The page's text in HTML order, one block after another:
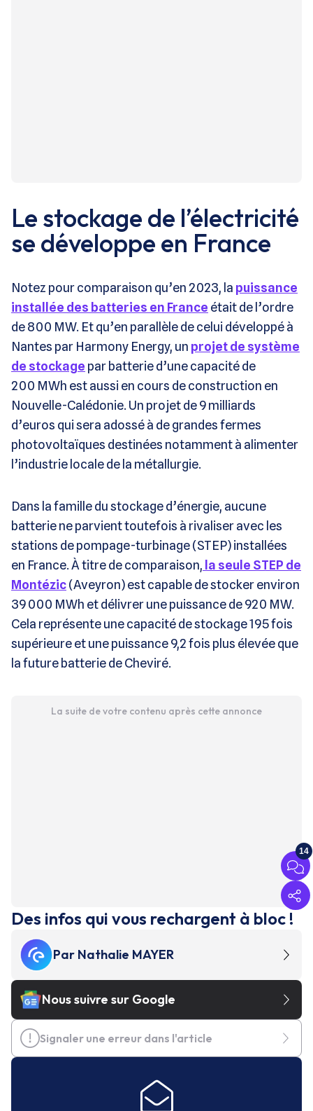
Le stockage de l’électricité
se développe en France
Notez pour comparaison qu’en 2023, la puissance
installée des batteries en France était de l’ordre
de 800 MW. Et qu’en parallèle de celui développé à
Nantes par Harmony Energy, un projet de système
de stockage par batterie d’une capacité de
200 MWh est aussi en cours de construction en
Nouvelle-Calédonie. Un projet de 9 milliards
d’euros qui sera adossé à de grandes fermes
photovoltaïques destinées notamment à alimenter
l’industrie locale de la métallurgie.
Dans la famille du stockage d’énergie, aucune
batterie ne parvient toutefois à rivaliser avec les
stations de pompage-turbinage (STEP) installées
en France. À titre de comparaison, la seule STEP de
Montézic(Aveyron) est capable de stocker environ
39 000 MWh et délivrer une puissance de 920 MW.
Cela représente une capacité de stockage 195 fois
supérieure et une puissance 9,2 fois plus élevée que
la future batterie de Cheviré.
La suite de votre contenu après cette annonce
14
Des infos qui vous rechargent à bloc !
Par Nathalie MAYER
Nous suivre sur Google
Signaler une erreur dans l'article